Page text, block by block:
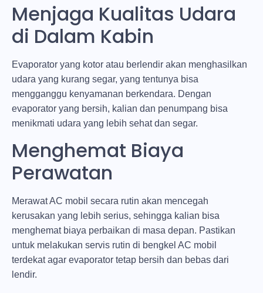
Menjaga Kualitas Udara
di Dalam Kabin
Evaporator yang kotor atau berlendir akan menghasilkan
udara yang kurang segar, yang tentunya bisa
mengganggu kenyamanan berkendara. Dengan
evaporator yang bersih, kalian dan penumpang bisa
menikmati udara yang lebih sehat dan segar.
Menghemat Biaya
Perawatan
Merawat AC mobil secara rutin akan mencegah
kerusakan yang lebih serius, sehingga kalian bisa
menghemat biaya perbaikan di masa depan. Pastikan
untuk melakukan servis rutin di bengkel AC mobil
terdekat agar evaporator tetap bersih dan bebas dari
lendir.